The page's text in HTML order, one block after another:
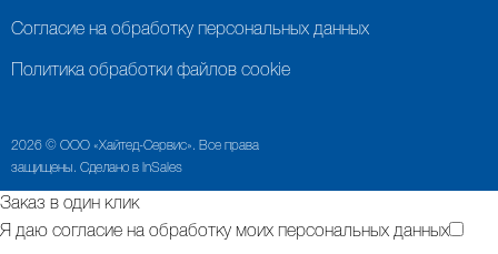
2026 © ООО «Хайтед-Сервис». Все права
защищены. Сделано в InSales
Согласие на обработку персональных данных
Политика обработки файлов cookie
Заказ в один клик
Я даю согласие на обработку моих персональных данных